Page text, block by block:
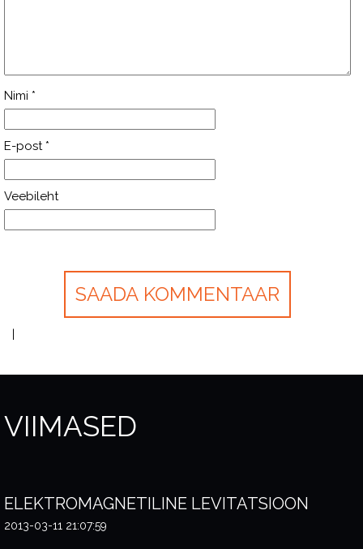
Nimi *
E-post *
Veebileht
VIIMASED
ELEKTROMAGNETILINE LEVITATSIOON
2013-03-11 21:07:59